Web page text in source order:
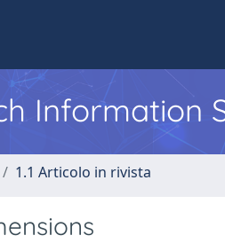
Information
1.1 Articolo in rivista